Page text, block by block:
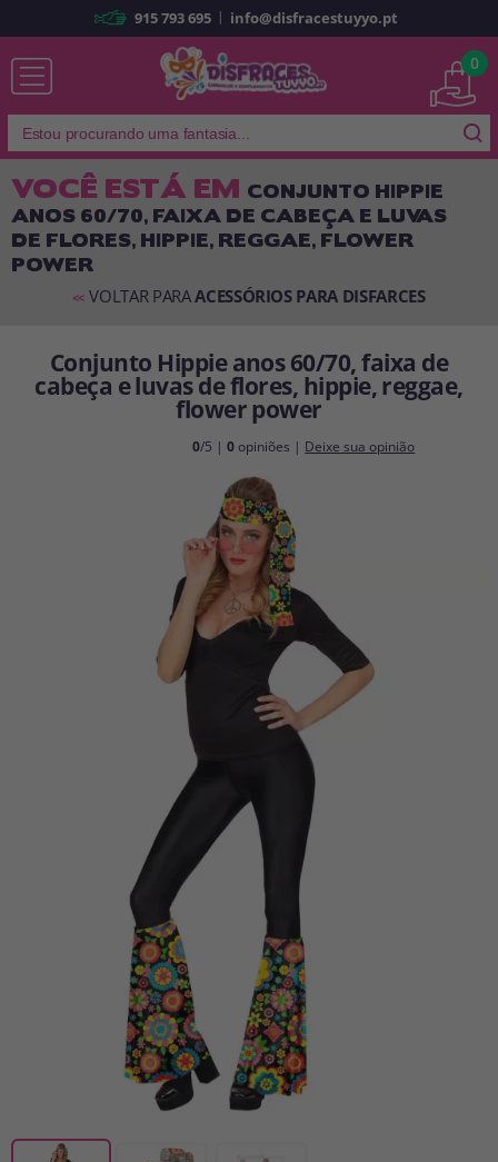
Já sou cliente
Lembrar-me Esqueceu sua senha?
Sou novo
disfracestuyyo.pt
compras rapidamente em nossa loja virtual, verificar o status de seus
Vá em frente! Estávamos esperando por você.
CRIAR CONTA
915 793 695 | info@disfracestuyyo.pt
0
VOCÊ ESTÁ EM CONJUNTO HIPPIE
ANOS 60/70, FAIXA DE CABEÇA E LUVAS
DE FLORES, HIPPIE, REGGAE, FLOWER
POWER
<< VOLTAR PARAACESSÓRIOS PARA DISFARCES
Conjunto Hippie anos 60/70, faixa de
cabeça e luvas de flores, hippie, reggae,
flower power
0/5 |0 opiniões | Deixe sua opinião